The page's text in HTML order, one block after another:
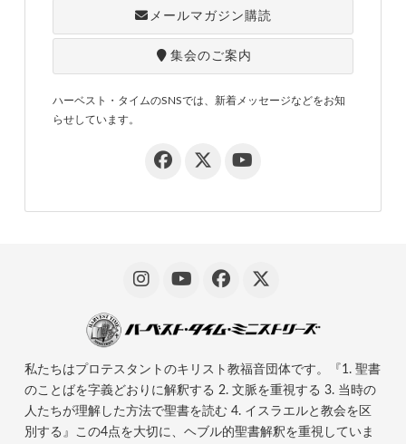
メールマガジン購読
集会のご案内
ハーベスト・タイムのSNSでは、新着メッセージなどをお知
らせしています。
私たちはプロテスタントのキリスト教福音団体です。『1. 聖書
のことばを字義どおりに解釈する 2. 文脈を重視する 3. 当時の
人たちが理解した方法で聖書を読む 4. イスラエルと教会を区
別する』この4点を大切に、ヘブル的聖書解釈を重視していま